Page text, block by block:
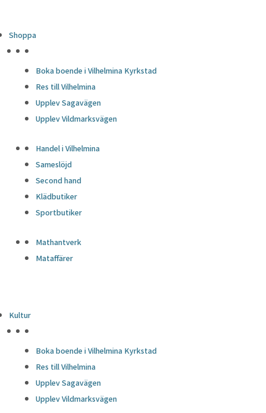
Shoppa
Boka boende i Vilhelmina Kyrkstad
Res till Vilhelmina
Upplev Sagavägen
Upplev Vildmarksvägen
Handel i Vilhelmina
Sameslöjd
Second hand
Klädbutiker
Sportbutiker
Mathantverk
Mataffärer
Kultur
Boka boende i Vilhelmina Kyrkstad
Res till Vilhelmina
Upplev Sagavägen
Upplev Vildmarksvägen